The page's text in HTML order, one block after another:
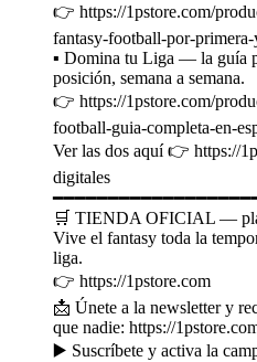
👉 https://1pstore.com/
fantasy-football-por-
▪️ Domina tu Liga — la guía
posición, semana a semana.
👉 https://1pstore.com/
football-guia-completa-en-
Ver las dos aquí 👉 https://
digitales
🛒 TIENDA OFICIAL —
Vive el fantasy toda la
liga.
👉 https://1pstore.com
📩 Únete a la newsletter y
que nadie: https://
▶️ Suscríbete y activa la